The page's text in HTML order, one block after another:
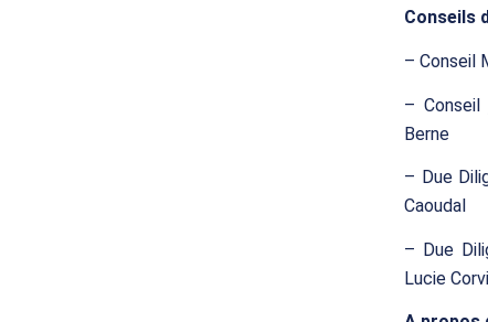
Conseils
– Conseil
– Conseil
Berne
– Due
Caoudal
– Due
Lucie